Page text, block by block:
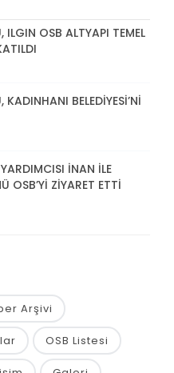
ILGIN OSB ALTYAPI TEMEL
BELEDİYESİ’Nİ
İNAN İLE
OSB’Yİ ZİYARET ETTİ
Arşivi
OSB Listesi